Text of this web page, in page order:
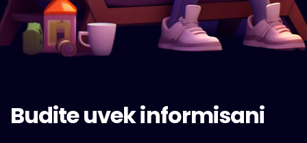
Budite uvek informisani